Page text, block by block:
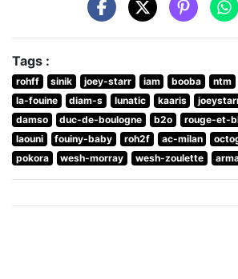
Tags :
rohff sinik joey-starr iam booba ntm
la-fouine
diam-s lunatic kaaris
damso
duc-de-boulogne b2o rouge-et-
laouni
fouiny-baby roh2f ac-milan
pokora
wesh-morray wesh-zoulette